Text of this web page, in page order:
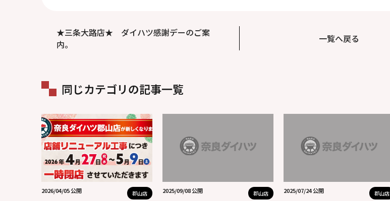
★三条大路店★ ダイハツ感謝デーのご案
内。
一覧へ戻る
同じカテゴリの記事一覧
2026/04/05 公開 郡山店 2025/09/08 公開 郡山店 2025/07/24 公開 郡山店